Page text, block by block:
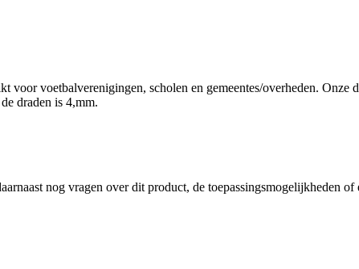
voor voetbalverenigingen, scholen en gemeentes/overheden.
draden is 4,mm.
nog vragen over dit product, de toepassingsmogelijkheden